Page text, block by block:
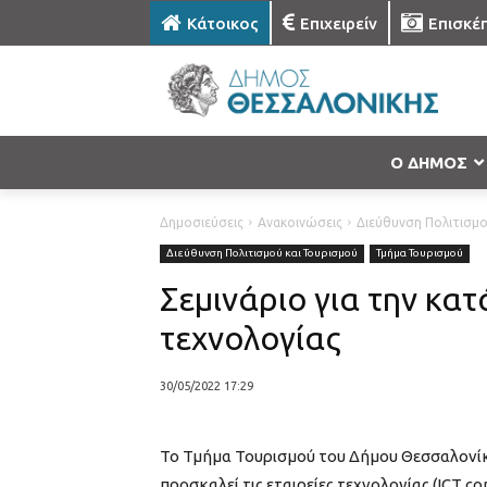
Κάτοικος Επιχειρείν
Ο ΔΗΜΟΣ
Δημοσιεύσεις Ανακοινώσεις Διεύθυνση
Διεύθυνση Πολιτισμού και Τουρισμού Τμήμα Τουρισμού
Σεμινάριο για την
τεχνολογίας
30/05/2022 17:29
Το Τμήμα Τουρισμού του Δήμου